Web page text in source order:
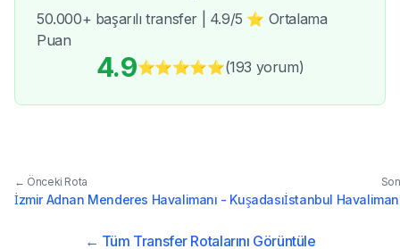
50.000+ başarılı transfer | 4.9/5 ⭐ Ortalama
Puan
4.9⭐⭐⭐⭐⭐(193 yorum)
← Önceki Rota
İzmir Adnan Menderes Havalimanı - Kuşadasıİstanbul
← Tüm Transfer Rotalarını Görüntüle